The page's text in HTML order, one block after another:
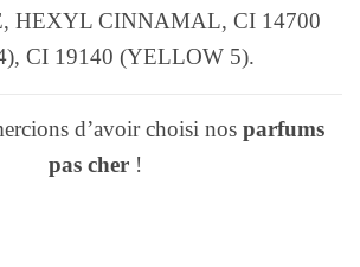
HEXYL CINNAMAL, CI 14700
CI 19140 (YELLOW 5).
d’avoir choisi nos parfums
pas cher!